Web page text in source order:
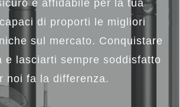
e affidabile per la tua
di proporti le migliori
sul mercato. Conquistare
e lasciarti sempre soddisfatto
noi fa la differenza.